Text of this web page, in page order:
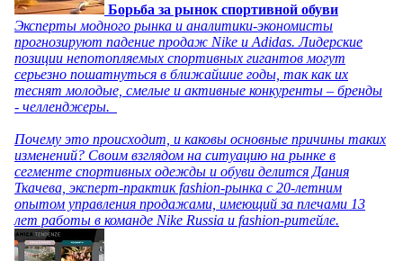
Борьба за рынок спортивной обуви
Эксперты модного рынка и аналитики-экономисты
прогнозируют падение продаж Nike и Adidas. Лидерские
позиции непотопляемых спортивных гигантов могут
серьезно пошатнуться в ближайшие годы, так как их
теснят молодые, смелые и активные конкуренты – бренды
- челленджеры.
Почему это происходит, и каковы основные причины таких
изменений? Своим взглядом на ситуацию на рынке в
сегменте спортивных одежды и обуви делится Дания
Ткачева, эксперт-практик fashion-рынка с 20-летним
опытом управления продажами, имеющий за плечами 13
лет работы в команде Nike Russia и fashion-ритейле.